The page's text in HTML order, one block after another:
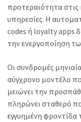
προτεραιότητα στις
υπηρεσίες. Η
codes ή loyalty apps
την ενεργοποίηση
Οι συνδρομές
σύγχρονο μοντέλο
μειώνει την
πληρώνει σταθερό
εγγυημένη φροντίδα